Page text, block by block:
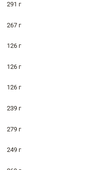
291 г
267 г
126 г
126 г
126 г
239 г
279 г
249 г